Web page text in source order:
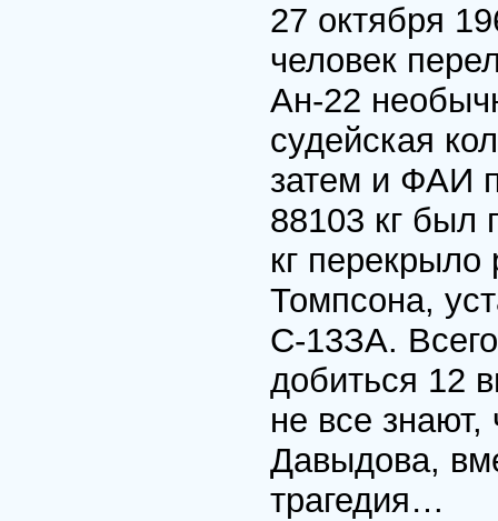
27 октября
человек
Ан-22
судейская
затем и ФАИ
88103 кг был
кг
Томпсона,
С-13ЗА.
добиться 12
не все
Давыдова,
трагедия…